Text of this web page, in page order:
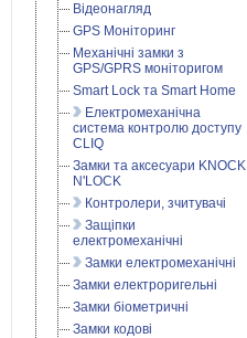
Відеонагляд
GPS Моніторинг
Механічні замки з
GPS/GPRS моніторигом
Smart Lock та Smart Home
Електромеханічна
система контролю доступу
CLIQ
Замки та аксесуари KNOCK
N'LOCK
Контролери, зчитувачі
Защіпки
електромеханічні
Замки електромеханічні
Замки електроригельні
Замки біометричні
Замки кодові